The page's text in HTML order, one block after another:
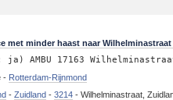
met minder haast naar
ja) AMBU 17163
- Rotterdam-Rijnmond
-Zuidland -3214 -Wilhelminastraat,